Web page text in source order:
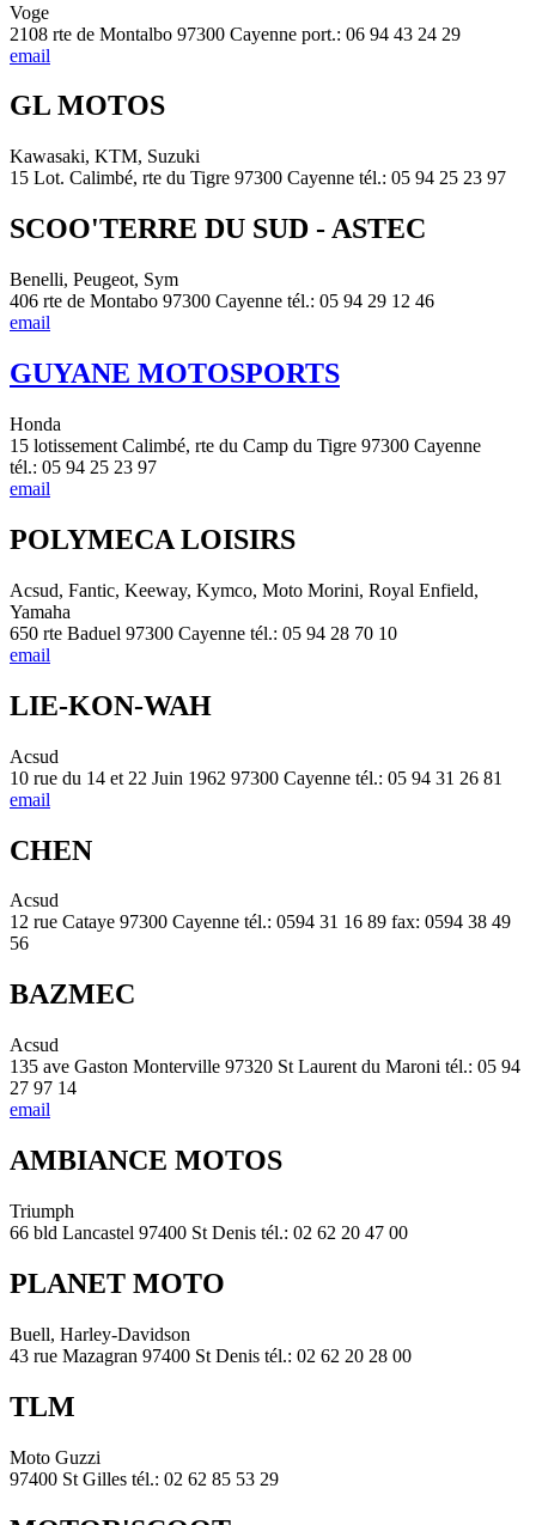
Voge
2108 rte de Montalbo 97300 Cayenne port.: 06 94 43 24 29
email
GL MOTOS
Kawasaki, KTM, Suzuki
15 Lot. Calimbé, rte du Tigre 97300 Cayenne tél.: 05 94 25 23 97
SCOO'TERRE DU SUD - ASTEC
Benelli, Peugeot, Sym
406 rte de Montabo 97300 Cayenne tél.: 05 94 29 12 46
email
GUYANE MOTOSPORTS
Honda
15 lotissement Calimbé, rte du Camp du Tigre 97300 Cayenne
tél.: 05 94 25 23 97
email
POLYMECA LOISIRS
Acsud, Fantic, Keeway, Kymco, Moto Morini, Royal Enfield,
Yamaha
650 rte Baduel 97300 Cayenne tél.: 05 94 28 70 10
email
LIE-KON-WAH
Acsud
10 rue du 14 et 22 Juin 1962 97300 Cayenne tél.: 05 94 31 26 81
email
CHEN
Acsud
12 rue Cataye 97300 Cayenne tél.: 0594 31 16 89 fax: 0594 38 49
56
BAZMEC
Acsud
135 ave Gaston Monterville 97320 St Laurent du Maroni tél.: 05 94
27 97 14
email
AMBIANCE MOTOS
Triumph
66 bld Lancastel 97400 St Denis tél.: 02 62 20 47 00
PLANET MOTO
Buell, Harley-Davidson
43 rue Mazagran 97400 St Denis tél.: 02 62 20 28 00
TLM
Moto Guzzi
97400 St Gilles tél.: 02 62 85 53 29